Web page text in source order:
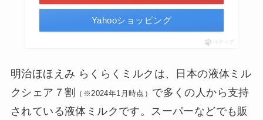
Yahooショッピング
ポチップ
明治ほほえみ らくらくミルクは、日本の液体ミル
クシェア７割
（※2024年1月時点） で多くの人から支持
されている液体ミルクです。スーパーなどでも販